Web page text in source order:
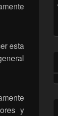
esta
y